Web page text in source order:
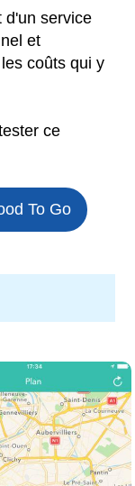
d'un service
et
coûts qui y
ce
To Go